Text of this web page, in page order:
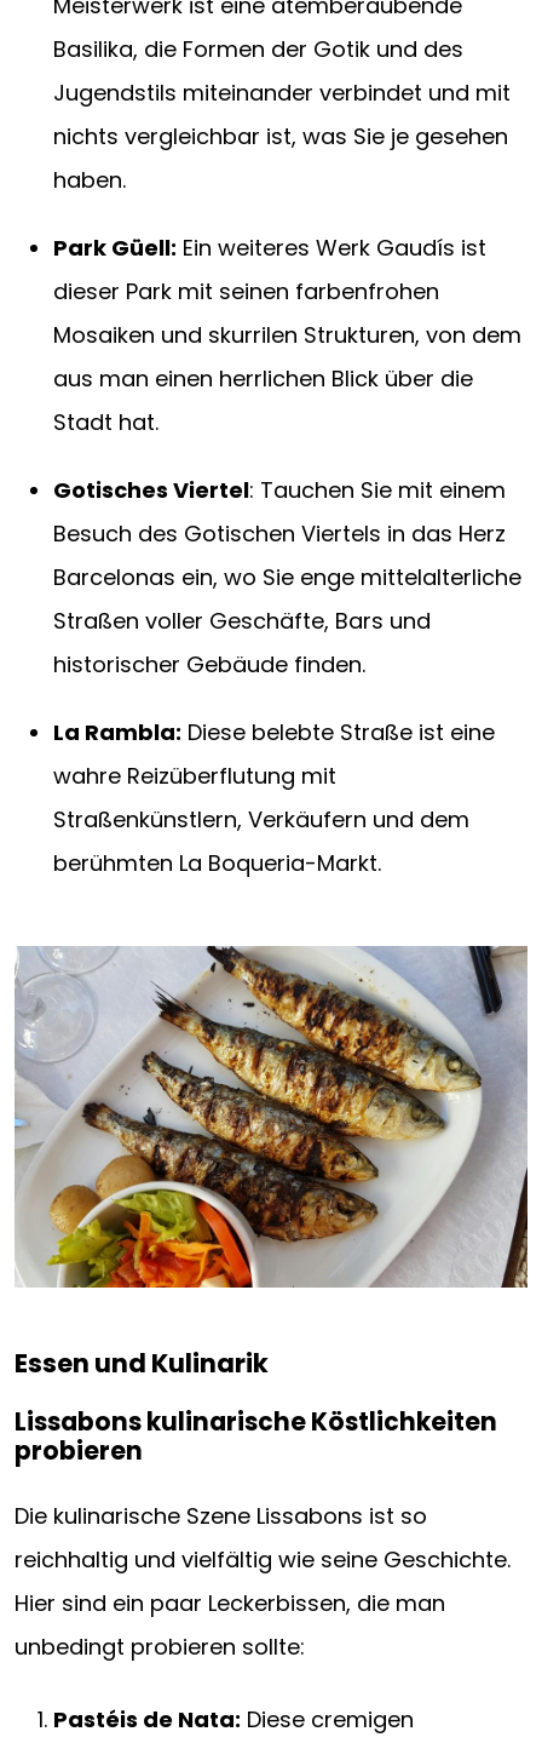
Basilika, die Formen der Gotik und des
Jugendstils miteinander verbindet und mit
nichts vergleichbar ist, was Sie je gesehen
haben.
Park Güell: Ein weiteres Werk Gaudís ist
dieser Park mit seinen farbenfrohen
Mosaiken und skurrilen Strukturen, von dem
aus man einen herrlichen Blick über die
Stadt hat.
Gotisches Viertel: Tauchen Sie mit einem
Besuch des Gotischen Viertels in das Herz
Barcelonas ein, wo Sie enge mittelalterliche
Straßen voller Geschäfte, Bars und
historischer Gebäude finden.
La Rambla: Diese belebte Straße ist eine
wahre Reizüberflutung mit
Straßenkünstlern, Verkäufern und dem
berühmten La Boqueria-Markt.
Essen und Kulinarik
Lissabons kulinarische Köstlichkeiten
probieren
Die kulinarische Szene Lissabons ist so
reichhaltig und vielfältig wie seine Geschichte.
Hier sind ein paar Leckerbissen, die man
unbedingt probieren sollte:
Pastéis de Nata: Diese cremigen